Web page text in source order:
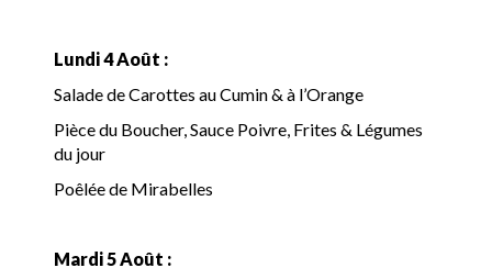
Lundi 4 Août :
Salade de Carottes au Cumin & à l’Orange
Pièce du Boucher, Sauce Poivre, Frites & Légumes
du jour
Poêlée de Mirabelles
Mardi 5 Août :